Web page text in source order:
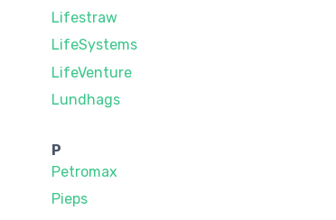
Lifestraw
LifeSystems
LifeVenture
Lundhags
P
Petromax
Pieps